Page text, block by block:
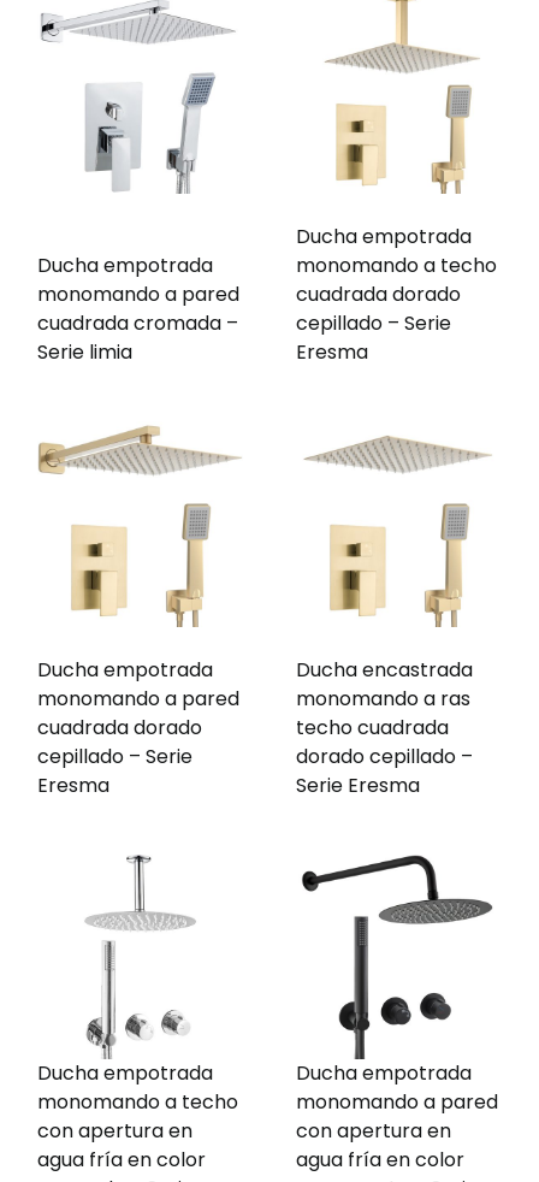
Ducha empotrada
monomando a pared
cuadrada cromada –
Serie limia
Ducha empotrada
monomando a techo
cuadrada dorado
cepillado – Serie
Eresma
Ducha empotrada
monomando a pared
cuadrada dorado
cepillado – Serie
Eresma
Ducha encastrada
monomando a ras
techo cuadrada
dorado cepillado –
Serie Eresma
Ducha empotrada
monomando a techo
con apertura en
agua fría en color
Ducha empotrada
monomando a pared
con apertura en
agua fría en color